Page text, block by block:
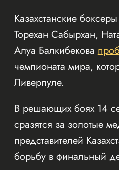
Казахстанские
Торехан Сабырхан,
Алуа Балкибекова
чемпионата мира,
Ливерпуле.
В решающих боях 14
сразятся за золотые
представителей
борьбу в финальный